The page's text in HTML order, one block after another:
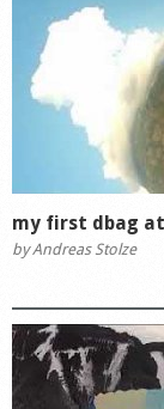
my first dbag
byAndreas Stolze